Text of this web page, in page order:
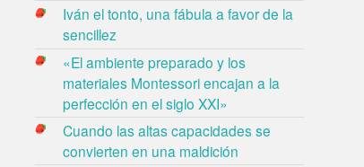
Iván el tonto, una fábula a favor de la
sencillez
«El ambiente preparado y los
materiales Montessori encajan a la
perfección en el siglo XXI»
Cuando las altas capacidades se
convierten en una maldición